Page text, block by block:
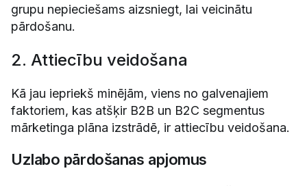
grupu nepieciešams aizsniegt, lai veicinātu
pārdošanu.
2. Attiecību veidošana
Kā jau iepriekš minējām, viens no galvenajiem
faktoriem, kas atšķir B2B un B2C segmentus
mārketinga plāna izstrādē, ir attiecību veidošana.
Uzlabo pārdošanas apjomus